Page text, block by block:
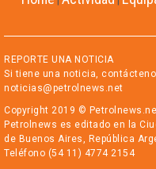
REPORTE UNA NOTICIA
Si tiene una noticia,
noticias@petrolnews.net
Copyright 2019 ©
Petrolnews es editado en la
de Buenos Aires, República
Teléfono (54 11) 4774 2154